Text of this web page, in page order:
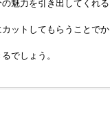
魅力を引き出してくれる
ットしてもらうことでか
でしょう。